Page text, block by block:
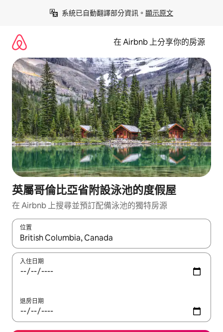
系統已自動翻譯部分資訊。 顯示原文
在 Airbnb 上分享你的房源
英屬哥倫比亞省附設泳池的度假屋
在 Airbnb 上搜尋並預訂配備泳池的獨特房源
位置
如有搜尋結果，瀏覽內容時請使用上下箭頭，或輕點、滑動裝置。
入住日期
退房日期